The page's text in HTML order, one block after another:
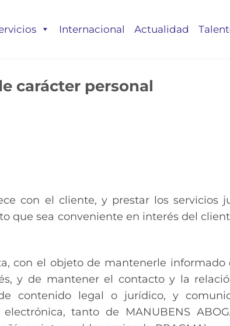
Internacional Actualidad
carácter personal
con el cliente, y prestar los servicios
que sea conveniente en interés del
con el objeto de mantenerle
y de mantener el contacto y la
contenido legal o jurídico, y
tanto de MANUBENS